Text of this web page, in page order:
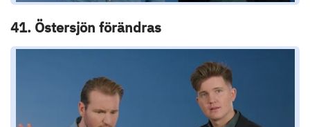
41. Östersjön förändras